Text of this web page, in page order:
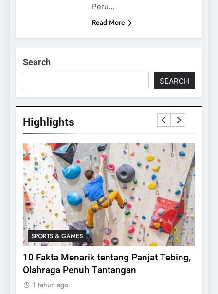
Peru…
Read More
Search
SEARCH
Highlights
SPORTS & GAMES
10 Fakta Menarik tentang Panjat Tebing,
Olahraga Penuh Tantangan
1 tahun ago